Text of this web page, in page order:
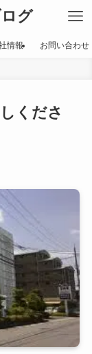
グ
情報 お問い合わせ
くださ